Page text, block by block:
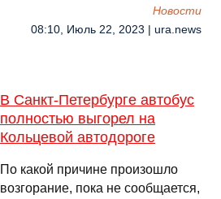
Новости
08:10, Июль 22, 2023 | ura.news
В Санкт-Петербурге автобус
полностью выгорел на
Кольцевой автодороге
По какой причине произошло
возгорание, пока не сообщается,